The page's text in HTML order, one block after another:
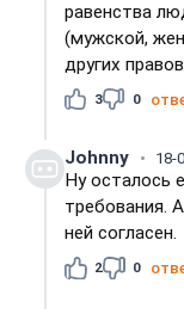
равенства
(мужской,
других
3 0
Johnny 18-
Ну осталось
требования.
ней согласен.
2 0